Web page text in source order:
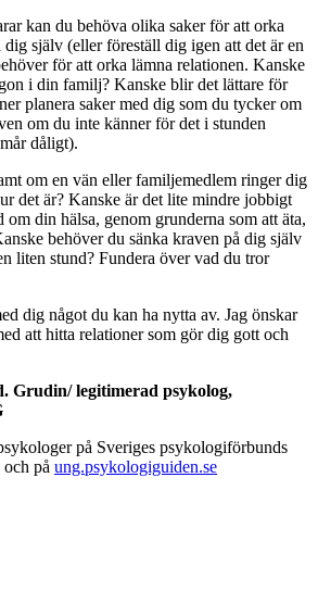
kan du behöva olika saker för att orka
dig själv (eller föreställ dig igen att det är en
för att orka lämna relationen. Kanske
i din familj? Kanske blir det lättare för
planera saker med dig som du tycker om
om du inte känner för det i stunden
dåligt).
om en vän eller familjemedlem ringer dig
det är? Kanske är det lite mindre jobbigt
om din hälsa, genom grunderna som att äta,
behöver du sänka kraven på dig själv
liten stund? Fundera över vad du tror
dig något du kan ha nytta av. Jag önskar
att hitta relationer som gör dig gott och
Grudin/ legitimerad psykolog,
på Sveriges psykologiförbunds
och på ung.psykologiguiden.se